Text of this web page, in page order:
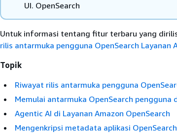
UI. OpenSearch
Untuk informasi tentang fitur terbaru yang
rilis antarmuka pengguna OpenSearch Layanan
Topik
Riwayat rilis antarmuka pengguna
Memulai antarmuka OpenSearch pengguna
Agentic AI di Layanan Amazon OpenSearch
Mengenkripsi metadata aplikasi